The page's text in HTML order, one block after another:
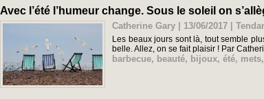
Avec l’été l’humeur change. Sous le soleil on
Catherine Gary | 13/06/2017
Les beaux jours sont là, tout semble
belle. Allez, on se fait plaisir ! Par
barbecue, beauté, bijoux, été, mets,